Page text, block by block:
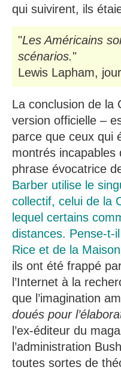
qui suivirent, ils
"Les Américains
scénarios."
Lewis Lapham,
La conclusion de la
version officielle –
parce que ceux qui
montrés incapables
phrase évocatrice
Barber utilise le
collectif, celui de la
lequel certains
distances. Pense-t-
Rice et de la
ils ont été frappé
l’Internet à la
que l’imagination
doués pour
l’ex-éditeur du
l’administration
toutes sortes de